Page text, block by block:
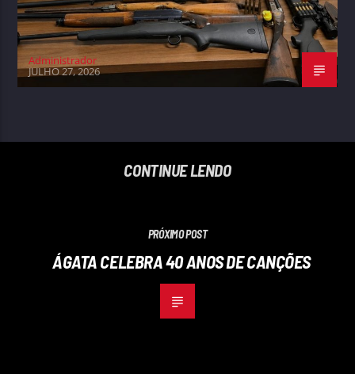
Administrador
JULHO 27, 2026
CONTINUE LENDO
PRÓXIMO POST
ÁGATA CELEBRA 40 ANOS DE CANÇÕES